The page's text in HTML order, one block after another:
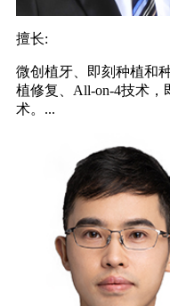
擅长:
微创植牙、即刻种植和
植修复、All-on-4技术，
术。...